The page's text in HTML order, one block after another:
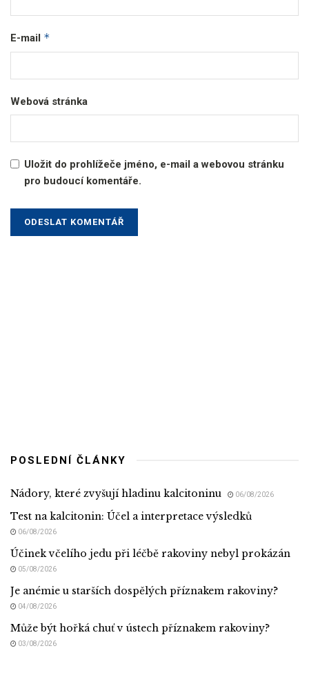
E-mail *
Webová stránka
Uložit do prohlížeče jméno, e-mail a webovou stránku
pro budoucí komentáře.
POSLEDNÍ ČLÁNKY
Nádory, které zvyšují hladinu kalcitoninu 06/08/2026
Test na kalcitonin: Účel a interpretace výsledků
06/08/2026
Účinek včelího jedu při léčbě rakoviny nebyl prokázán
05/08/2026
Je anémie u starších dospělých příznakem rakoviny?
04/08/2026
Může být hořká chuť v ústech příznakem rakoviny?
03/08/2026